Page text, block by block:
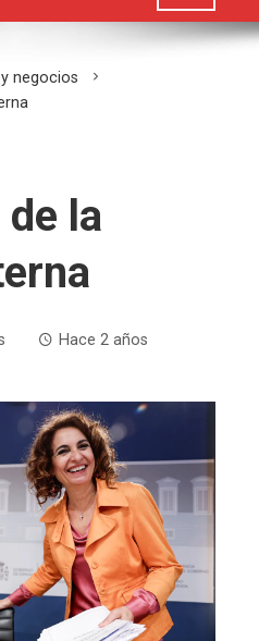
negocios
la
Hace 2 años